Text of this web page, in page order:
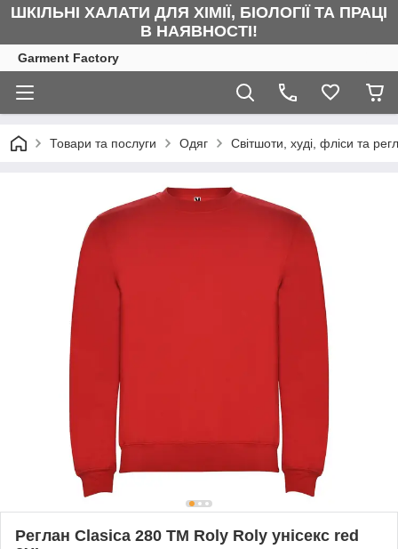
ШКІЛЬНІ ХАЛАТИ ДЛЯ ХІМІЇ, БІОЛОГІЇ ТА ПРАЦІ
В НАЯВНОСТІ!
Garment Factory
Товари та послуги Одяг Світшоти, худі, фліси та
Реглан Clasica 280 ТМ Roly Roly унісекс red